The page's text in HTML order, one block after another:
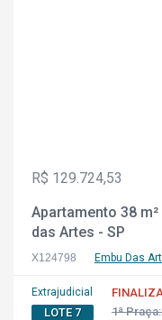
R$ 129.724,53
Apartamento 38
das Artes - SP
X124798 Embu Das
Extrajudicial
LOTE 7
1ª Praça: